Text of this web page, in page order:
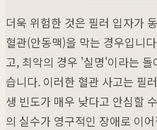
더욱 위험한 것은 필러 입자가
혈관(안동맥)을 막는 경우입니
고, 최악의 경우 '실명'이라는
습니다. 이러한 혈관 사고는 필
생 빈도가 매우 낮다고 안심할
의 실수가 영구적인 장애로 이